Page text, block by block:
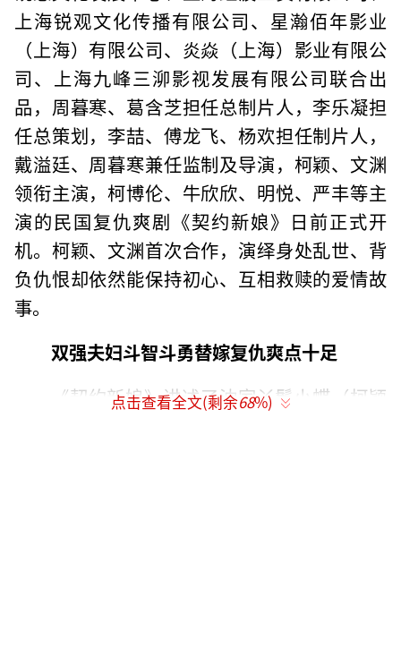
上海锐观文化传播有限公司、星瀚佰年影业
（上海）有限公司、炎焱（上海）影业有限公
司、上海九峰三泖影视发展有限公司联合出
品，周暮寒、葛含芝担任总制片人，李乐凝担
任总策划，李喆、傅龙飞、杨欢担任制片人，
戴溢廷、周暮寒兼任监制及导演，柯颖、文渊
领衔主演，柯博伦、牛欣欣、明悦、严丰等主
演的民国复仇爽剧《契约新娘》日前正式开
机。柯颖、文渊首次合作，演绎身处乱世、背
负仇恨却依然能保持初心、互相救赎的爱情故
事。
双强夫妇斗智斗勇替嫁复仇爽点十足
《契约新娘》讲述了沈家丫鬟小蝶（柯颖
点击查看全文(剩余68%)